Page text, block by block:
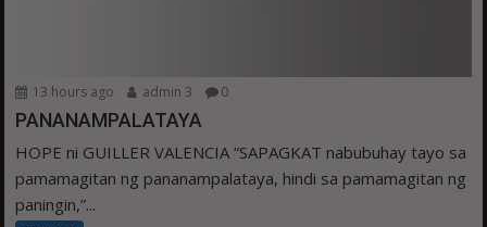
13 hours ago admin 3 0
PANANAMPALATAYA
HOPE ni GUILLER VALENCIA “SAPAGKAT nabubuhay tayo sa
pamamagitan ng pananampalataya, hindi sa pamamagitan ng
paningin,”...